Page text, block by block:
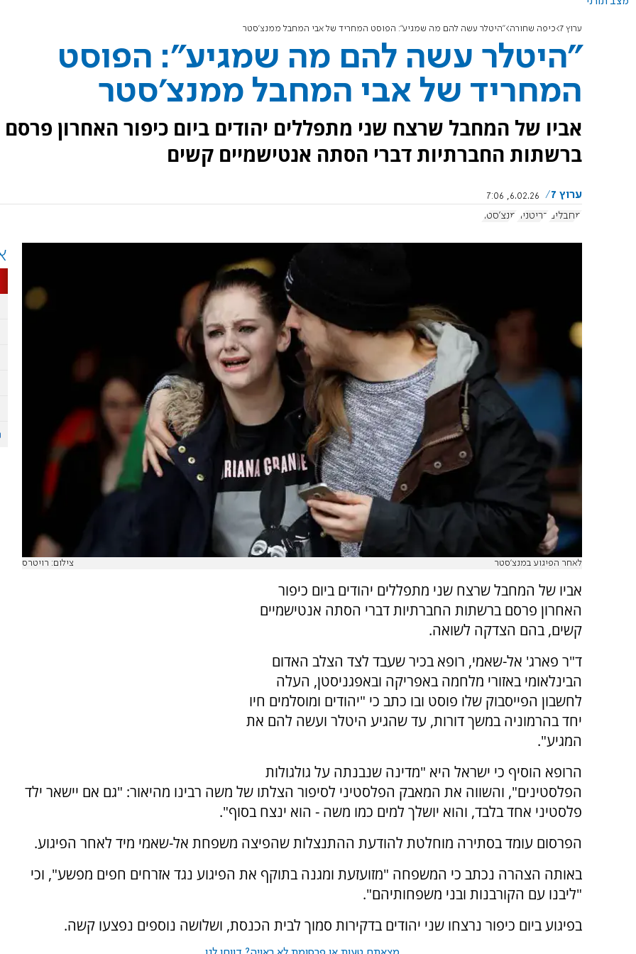
ערוץ 7 כיפה שחורה "היטלר עשה להם מה שמגיע": הפוסט המחריד של אבי המחבל ממנצ'סטר
"היטלר עשה להם מה שמגיע": הפוסט
המחריד של אבי המחבל ממנצ'סטר
אביו של המחבל שרצח שני מתפללים יהודים ביום כיפור האחרון פרסם
ברשתות החברתיות דברי הסתה אנטישמיים קשים
ערוץ 7
6.02.26, 7:06
מחבלים בריטניה מנצ'סטר
לאחר הפיגוע במנצ'סטר צילום: רויטרס
אביו של המחבל שרצח שני מתפללים יהודים ביום כיפור
האחרון פרסם ברשתות החברתיות דברי הסתה אנטישמיים
קשים, בהם הצדקה לשואה.
ד"ר פארג' אל-שאמי, רופא בכיר שעבד לצד הצלב האדום
הבינלאומי באזורי מלחמה באפריקה ובאפגניסטן, העלה
לחשבון הפייסבוק שלו פוסט ובו כתב כי "יהודים ומוסלמים חיו
יחד בהרמוניה במשך דורות, עד שהגיע היטלר ועשה להם את
המגיע".
הרופא הוסיף כי ישראל היא "מדינה שנבנתה על גולגולות
הפלסטינים", והשווה את המאבק הפלסטיני לסיפור הצלתו של משה רבינו מהיאור: "גם אם יישאר ילד
פלסטיני אחד בלבד, והוא יושלך למים כמו משה - הוא ינצח בסוף".
הפרסום עומד בסתירה מוחלטת להודעת ההתנצלות שהפיצה משפחת אל-שאמי מיד לאחר הפיגוע.
באותה הצהרה נכתב כי המשפחה "מזועזעת ומגנה בתוקף את הפיגוע נגד אזרחים חפים מפשע", וכי
"ליבנו עם הקורבנות ובני משפחותיהם".
בפיגוע ביום כיפור נרצחו שני יהודים בדקירות סמוך לבית הכנסת, ושלושה נוספים נפצעו קשה.